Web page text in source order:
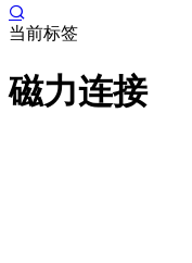
当前标签
磁力连接